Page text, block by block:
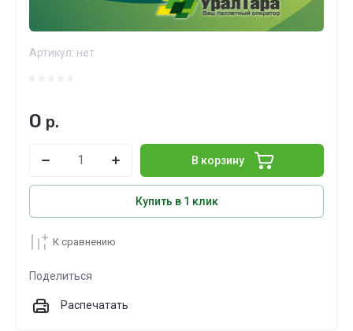
Артикул: нет
0 р.
В корзину
Купить в 1 клик
К сравнению
Поделиться
Распечатать